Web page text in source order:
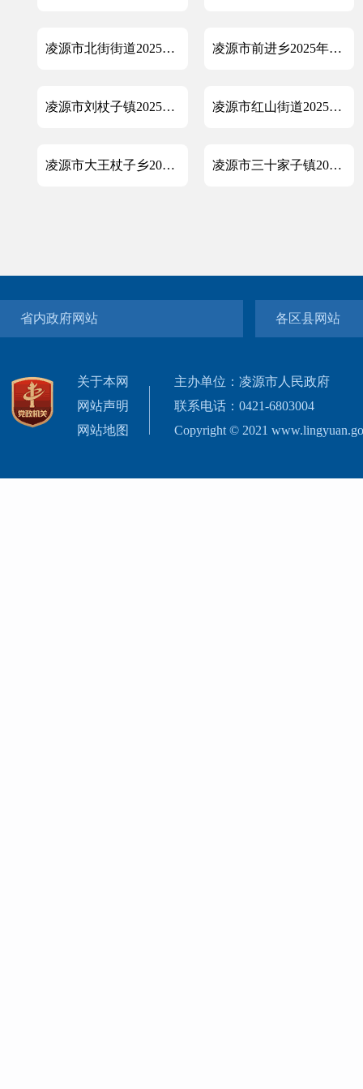
凌源市北街街道2025年政府信息公开工作年度报告 凌源市前进乡2025年政府信息公开工作年度报告
凌源市刘杖子镇2025年政府信息公开工作年度报告 凌源市红山街道2025年政府信息公开工作年度报告
凌源市大王杖子乡2025年政府信息公开工作年度报告 凌源市三十家子镇2025年政府信息公开工作年度报告
省内政府网站 各区县网站
关于本网
网站声明
网站地图
主办单位：凌源市人民政府
联系电话：0421-6803004
Copyright © 2021